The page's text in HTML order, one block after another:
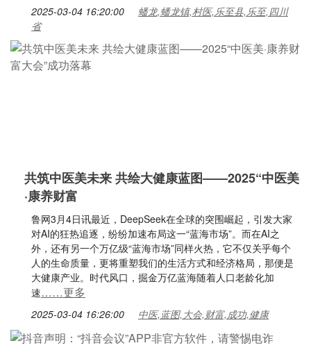
2025-03-04 16:20:00
蟠龙,蟠龙镇,村医,乐至县,乐至,四川
省
共筑中医美未来 共绘大健康蓝图——2025“中医美
·康养财富
鲁网3月4日讯最近，DeepSeek在全球的突围崛起，引发大家
对AI的狂热追逐，纷纷加速布局这一“蓝海市场”。而在AI之
外，还有另一个万亿级“蓝海市场”同样火热，它不仅关乎每个
人的生命质量，更将重塑我们的生活方式和经济格局，那便是
大健康产业。时代风口，掘金万亿蓝海随着人口老龄化加
速……更多
2025-03-04 16:26:00 中医,蓝图,大会,财富,成功,健康